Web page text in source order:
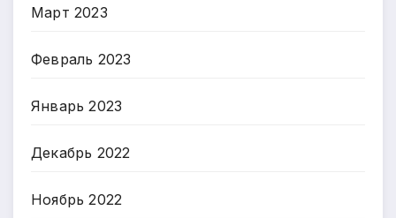
Март 2023
Февраль 2023
Январь 2023
Декабрь 2022
Ноябрь 2022